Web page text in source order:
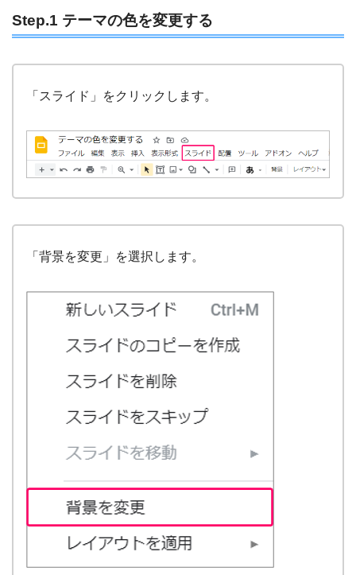
Step.1 テーマの色を変更する
「スライド」をクリックします。
「背景を変更」を選択します。